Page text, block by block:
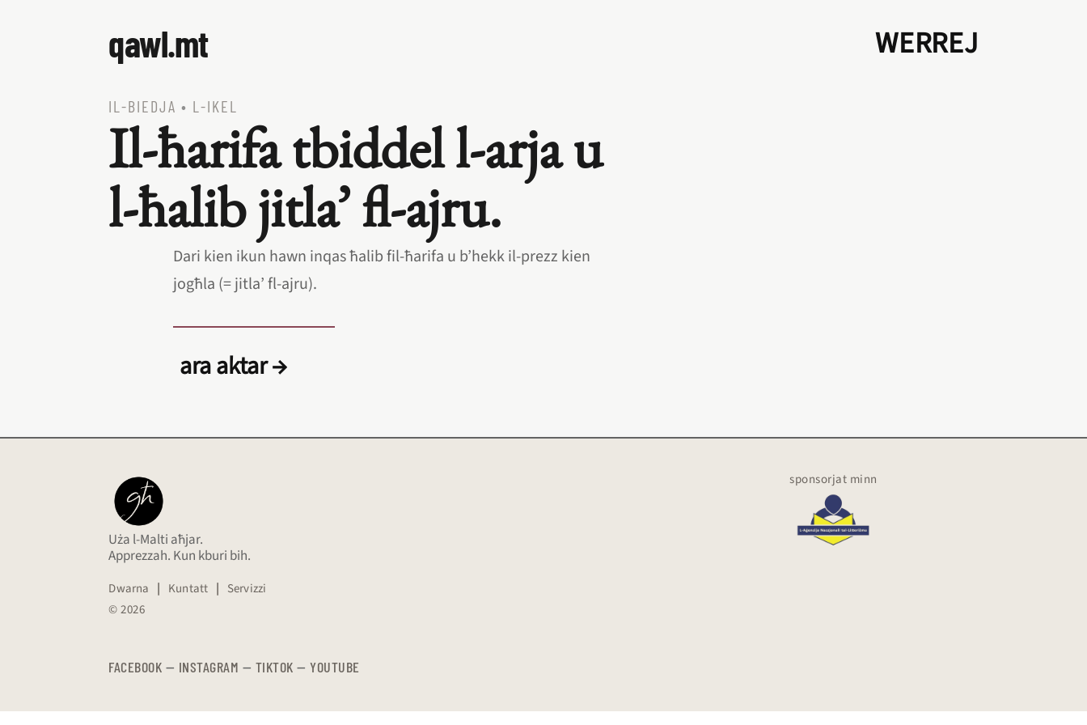
qawl.mt WERREJ
IL‑BIEDJA • L‑IKEL
Il‑ħarifa tbiddel l‑arja u
l‑ħalib jitla’ fl‑ajru.
Dari kien ikun hawn inqas ħalib fil‑ħarifa u b’hekk il‑prezz kien
jogħla (= jitla’ fl‑ajru).
ara aktar →
Uża l-Malti aħjar.
Apprezzah. Kun kburi bih.
Dwarna | Kuntatt | Servizzi
© 2026
FACEBOOK — INSTAGRAM — TIKTOK — YOUTUBE
sponsorjat minn